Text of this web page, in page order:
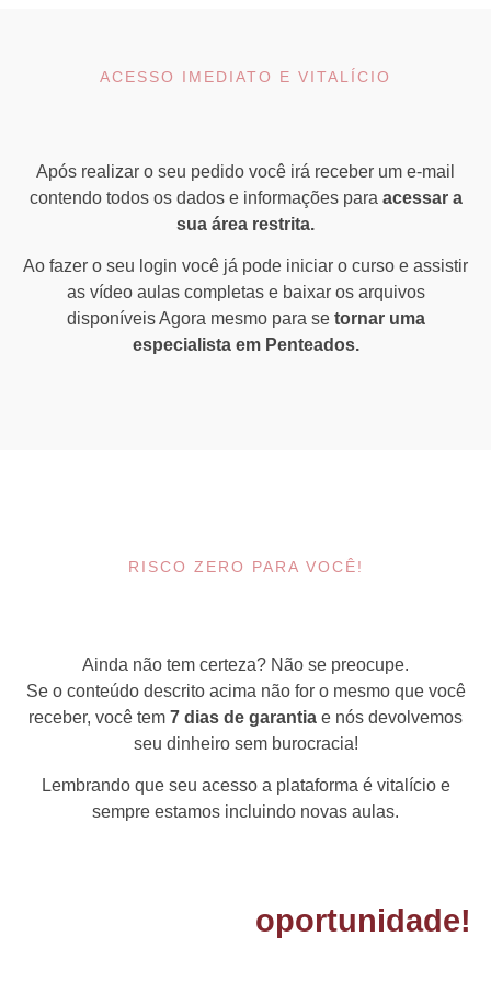
ACESSO IMEDIATO E VITALÍCIO
Após realizar o seu pedido você irá receber um e-mail
contendo todos os dados e informações para acessar a
sua área restrita.
Ao fazer o seu login você já pode iniciar o curso e assistir
as vídeo aulas completas e baixar os arquivos
disponíveis Agora mesmo para setornar uma
especialista em Penteados.
RISCO ZERO PARA VOCÊ!
Ainda não tem certeza? Não se preocupe.
Se o conteúdo descrito acima não for o mesmo que você
receber, você tem 7 dias de garantia e nós devolvemos
seu dinheiro sem burocracia!
Lembrando que seu acesso a plataforma é vitalício e
sempre estamos incluindo novas aulas.
oportunidade!